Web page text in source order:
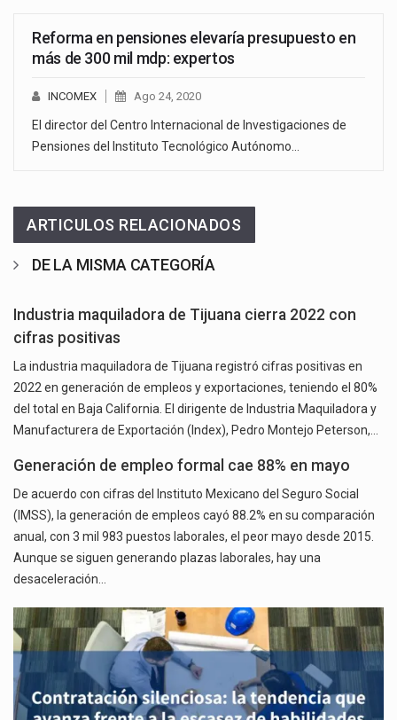
Reforma en pensiones elevaría presupuesto en
más de 300 mil mdp: expertos
INCOMEX Ago 24, 2020
El director del Centro Internacional de Investigaciones de
Pensiones del Instituto Tecnológico Autónomo…
ARTICULOS RELACIONADOS
DE LA MISMA CATEGORÍA
Industria maquiladora de Tijuana cierra 2022 con
cifras positivas
La industria maquiladora de Tijuana registró cifras positivas en
2022 en generación de empleos y exportaciones, teniendo el 80%
del total en Baja California. El dirigente de Industria Maquiladora y
Manufacturera de Exportación (Index), Pedro Montejo Peterson,…
Generación de empleo formal cae 88% en mayo
De acuerdo con cifras del Instituto Mexicano del Seguro Social
(IMSS), la generación de empleos cayó 88.2% en su comparación
anual, con 3 mil 983 puestos laborales, el peor mayo desde 2015.
Aunque se siguen generando plazas laborales, hay una
desaceleración…